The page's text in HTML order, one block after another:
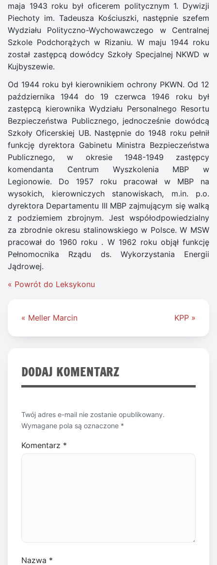
maja 1943 roku był oficerem politycznym 1. Dywizji
Piechoty im. Tadeusza Kościuszki, następnie szefem
Wydziału Polityczno-Wychowawczego w Centralnej
Szkole Podchorążych w Rizaniu. W maju 1944 roku
został zastępcą dowódcy Szkoły Specjalnej NKWD w
Kujbyszewie.
Od 1944 roku był kierownikiem ochrony PKWN. Od 12
października 1944 do 19 czerwca 1946 roku był
zastępcą kierownika Wydziału Personalnego Resortu
Bezpieczeństwa Publicznego, jednocześnie dowódcą
Szkoły Oficerskiej UB. Następnie do 1948 roku pełnił
funkcję dyrektora Gabinetu Ministra Bezpieczeństwa
Publicznego, w okresie 1948-1949 zastępcy
komendanta Centrum Wyszkolenia MBP w
Legionowie. Do 1957 roku pracował w MBP na
wysokich, kierowniczych stanowiskach, m.in. p.o.
dyrektora Departamentu III MBP zajmującym się walką
z podziemiem zbrojnym. Jest współodpowiedzialny
za zbrodnie okresu stalinowskiego w Polsce. W MSW
pracował do 1960 roku . W 1962 roku objął funkcję
Pełnomocnika Rządu ds. Wykorzystania Energii
Jądrowej.
« Powrót do Leksykonu
Nawigacja
« Meller Marcin KPP »
DODAJ KOMENTARZ
Twój adres e-mail nie zostanie opublikowany.
Wymagane pola są oznaczone *
Komentarz *
Nazwa *